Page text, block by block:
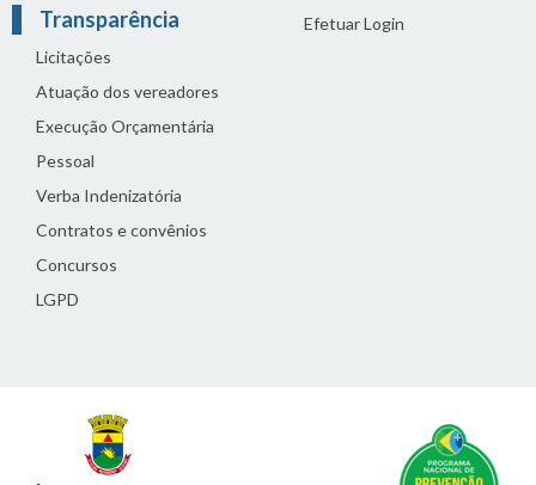
Transparência
Licitações
Atuação dos vereadores
Execução Orçamentária
Pessoal
Verba Indenizatória
Contratos e convênios
Concursos
LGPD
Efetuar Login